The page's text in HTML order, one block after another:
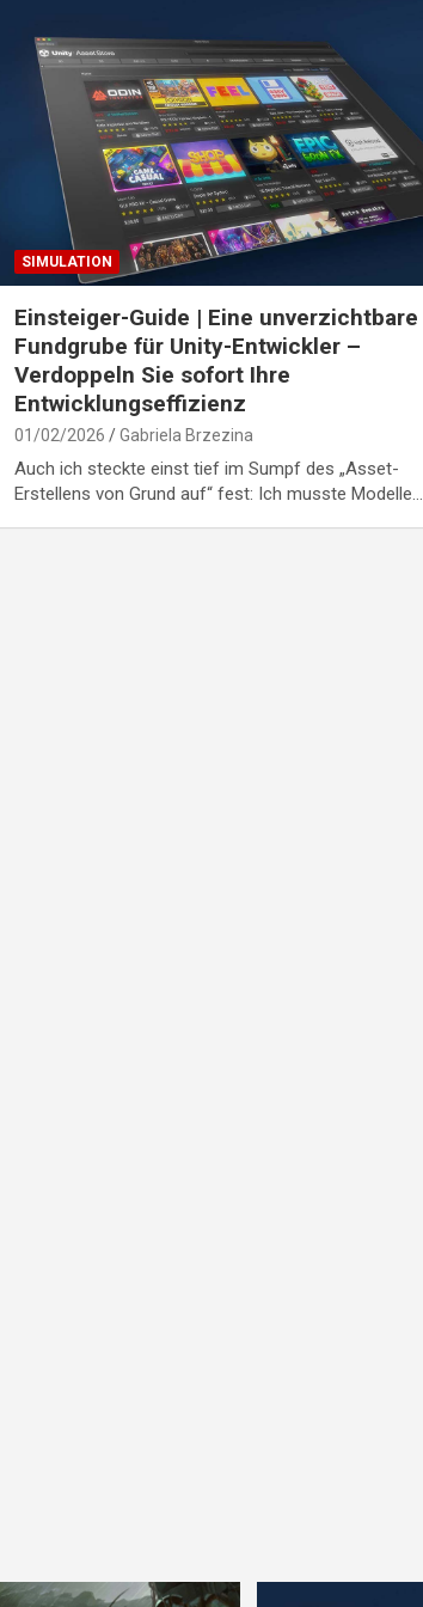
SIMULATION
Einsteiger-Guide | Eine unverzichtbare
Fundgrube für Unity-Entwickler –
Verdoppeln Sie sofort Ihre
Entwicklungseffizienz
01/02/2026 Gabriela Brzezina
Auch ich steckte einst tief im Sumpf des „Asset-
Erstellens von Grund auf“ fest: Ich musste Modelle…